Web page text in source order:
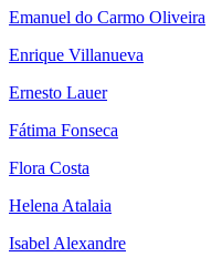
Emanuel do Carmo Oliveira
Enrique Villanueva
Ernesto Lauer
Fátima Fonseca
Flora Costa
Helena Atalaia
Isabel Alexandre